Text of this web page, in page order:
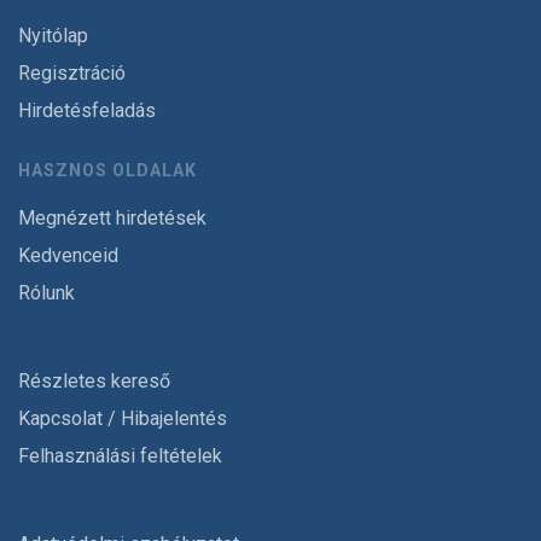
Nyitólap
Regisztráció
Hirdetésfeladás
HASZNOS OLDALAK
Megnézett hirdetések
Kedvenceid
Rólunk
Részletes kereső
Kapcsolat / Hibajelentés
Felhasználási feltételek